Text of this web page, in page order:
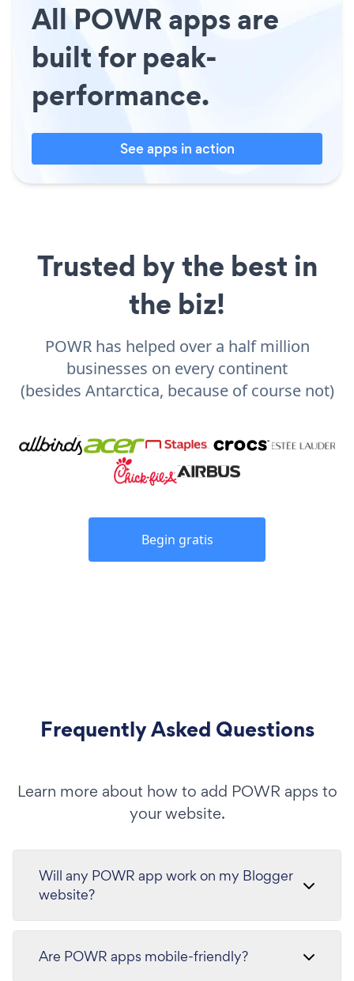
All POWR apps are
built for peak-
performance.
See apps in action
Trusted by the best in
the biz!
POWR has helped over a half million
businesses on every continent
(besides Antarctica, because of course not)
Begin gratis
Frequently Asked Questions
Learn more about how to add POWR apps to
your website.
Will any POWR app work on my Blogger
website?
Are POWR apps mobile-friendly?